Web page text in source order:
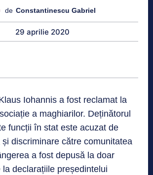
de Constantinescu Gabriel
29 aprilie 2020
Iohannis a fost reclamat la
a maghiarilor. Deținătorul
funcții în stat este acuzat de
discriminare către comunitatea
a fost depusă la doar
declarațiile președintelui